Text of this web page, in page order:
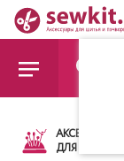
АКСЕССУАРЫ
ДЛЯ ШИТЬЯ